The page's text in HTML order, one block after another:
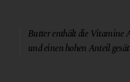
Butter enthält die Vitamine
und einen hohen Anteil